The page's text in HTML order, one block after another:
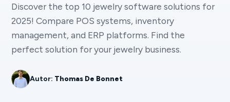
Discover the top 10 jewelry software solutions for
2025! Compare POS systems, inventory
management, and ERP platforms. Find the
perfect solution for your jewelry business.
Autor: Thomas De Bonnet